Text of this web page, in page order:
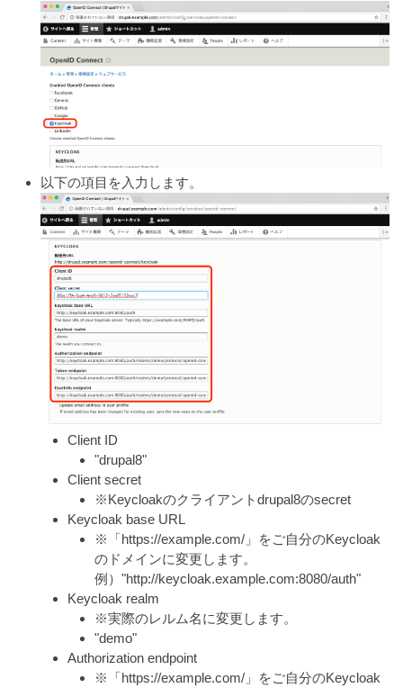
以下の項目を入力します。
Client ID
"drupal8"
Client secret
※Keycloakのクライアントdrupal8のsecret
Keycloak base URL
※「https://example.com/」をご自分のKeycloak
のドメインに変更します。
例）"http://keycloak.example.com:8080/auth"
Keycloak realm
※実際のレルム名に変更します。
"demo"
Authorization endpoint
※「https://example.com/」をご自分のKeycloak